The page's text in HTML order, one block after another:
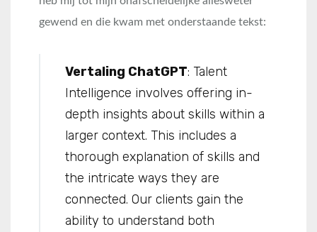
gewend en die kwam met onderstaande tekst:
Vertaling ChatGPT: Talent
Intelligence involves offering in-
depth insights about skills within a
larger context. This includes a
thorough explanation of skills and
the intricate ways they are
connected. Our clients gain the
ability to understand both